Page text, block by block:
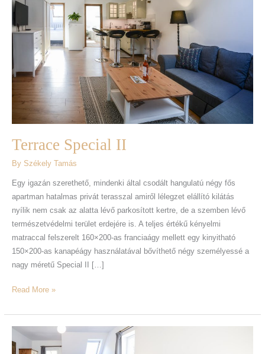
Terrace Special II
By Székely Tamás
Egy igazán szerethető, mindenki által csodált hangulatú négy fős
apartman hatalmas privát terasszal amiről lélegzet elállító kilátás
nyílik nem csak az alatta lévő parkosított kertre, de a szemben lévő
természetvédelmi terület erdejére is. A teljes értékű kényelmi
matraccal felszerelt 160×200-as franciaágy mellett egy kinyitható
150×200-as kanapéágy használatával bővíthető négy személyessé a
nagy méretű Special II […]
II
Read More »
Terrace
Classic